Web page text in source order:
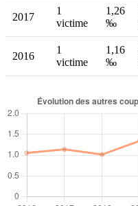
2017
1
victime
1,26
‰
2016
1
victime
1,16
‰